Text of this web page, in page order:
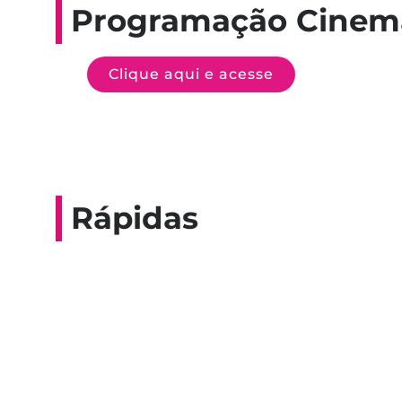
Programação
Clique aqui e acesse
Rápidas